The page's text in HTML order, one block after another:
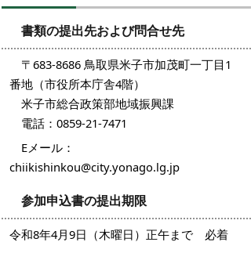
書類の提出先および問合せ先
〒683-8686 鳥取県米子市加茂町一丁目1
番地（市役所本庁舎4階）
米子市総合政策部地域振興課
電話：0859-21-7471
Eメール：
chiikishinkou@city.yonago.lg.jp
参加申込書の提出期限
令和8年4月9日（木曜日）正午まで 必着